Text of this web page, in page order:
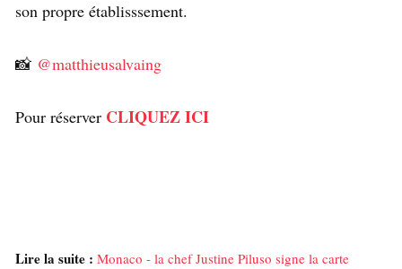
son propre établisssement.
📸 @matthieusalvaing
Pour réserver CLIQUEZ ICI
Lire la suite : Monaco - la chef Justine Piluso signe la carte